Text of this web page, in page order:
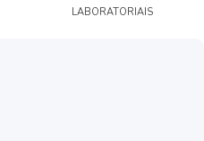
LABORATORIAIS